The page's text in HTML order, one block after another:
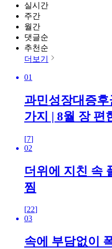
실시간
주간
월간
댓글순
추천순
더보기
01
과민성장대증후
가지 | 8월 장 편
[7]
02
더위에 지친 속
찜
[22]
03
속에 부담없이